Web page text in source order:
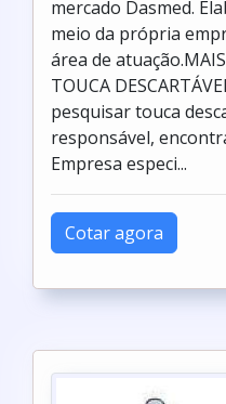
mercado Dasmed.
meio da própria
área de
TOUCA
pesquisar touca
responsável,
Empresa especi...
Cotar agora